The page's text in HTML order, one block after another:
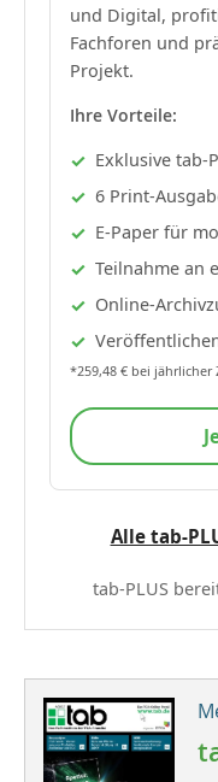
und Digital,
Fachforen und
Projekt.
Ihre Vorteile:
Exklusive tab-
6 Print-
E-Paper für
Teilnahme an
Online-
*259,48 € bei jährlicher
Alle tab-
tab-PLUS